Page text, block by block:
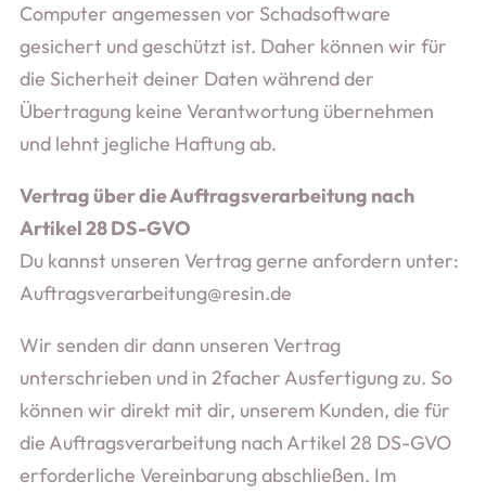
Computer angemessen vor Schadsoftware
gesichert und geschützt ist. Daher können wir für
die Sicherheit deiner Daten während der
Übertragung keine Verantwortung übernehmen
und lehnt jegliche Haftung ab.
Vertrag über die Auftragsverarbeitung nach
Artikel 28 DS-GVO
Du kannst unseren Vertrag gerne anfordern unter:
Auftragsverarbeitung@resin.de
Wir senden dir dann unseren Vertrag
unterschrieben und in 2facher Ausfertigung zu. So
können wir direkt mit dir, unserem Kunden, die für
die Auftragsverarbeitung nach Artikel 28 DS-GVO
erforderliche Vereinbarung abschließen. Im